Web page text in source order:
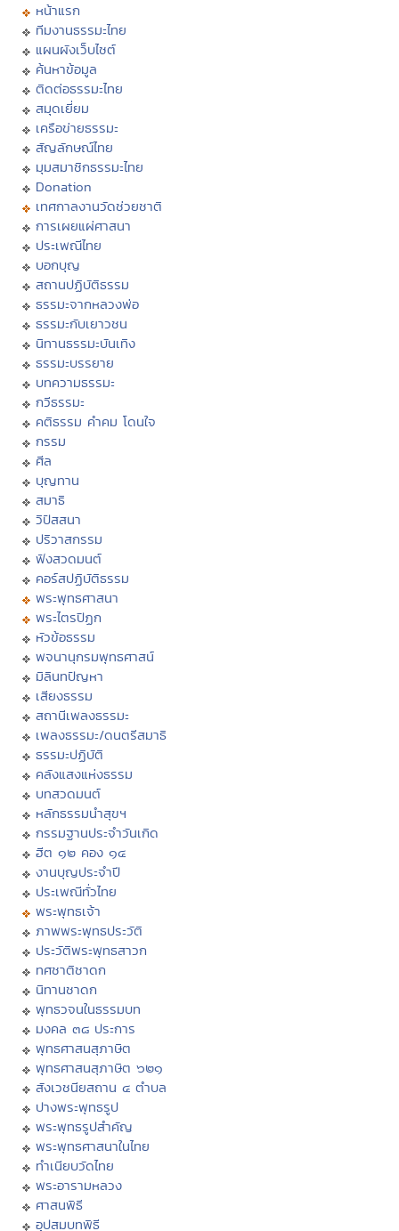
หน้าแรก
ทีมงานธรรมะไทย
แผนผังเว็บไซต์
ค้นหาข้อมูล
ติดต่อธรรมะไทย
สมุดเยี่ยม
เครือข่ายธรรมะ
สัญลักษณ์ไทย
มุมสมาชิกธรรมะไทย
Donation
เทศกาลงานวัดช่วยชาติ
การเผยแผ่ศาสนา
ประเพณีไทย
บอกบุญ
สถานปฏิบัติธรรม
ธรรมะจากหลวงพ่อ
ธรรมะกับเยาวชน
นิทานธรรมะบันเทิง
ธรรมะบรรยาย
บทความธรรมะ
กวีธรรมะ
คติธรรม คำคม โดนใจ
กรรม
ศีล
บุญทาน
สมาธิ
วิปัสสนา
ปริวาสกรรม
ฟังสวดมนต์
คอร์สปฏิบัติธรรม
พระพุทธศาสนา
พระไตรปิฏก
หัวข้อธรรม
พจนานุกรมพุทธศาสน์
มิลินทปัญหา
เสียงธรรม
สถานีเพลงธรรมะ
เพลงธรรมะ/ดนตรีสมาธิ
ธรรมะปฏิบัติ
คลังแสงแห่งธรรม
บทสวดมนต์
หลักธรรมนำสุขฯ
กรรมฐานประจำวันเกิด
ฮีต ๑๒ คอง ๑๔
งานบุญประจำปี
ประเพณีทั่วไทย
พระพุทธเจ้า
ภาพพระพุทธประวัติ
ประวัติพระพุทธสาวก
ทศชาติชาดก
นิทานชาดก
พุทธวจนในธรรมบท
มงคล ๓๘ ประการ
พุทธศาสนสุภาษิต
พุทธศาสนสุภาษิต ๖๒๑
สังเวชนียสถาน ๔ ตำบล
ปางพระพุทธรูป
พระพุทธรูปสำคัญ
พระพุทธศาสนาในไทย
ทำเนียบวัดไทย
พระอารามหลวง
ศาสนพิธี
อุปสมบทพิธี